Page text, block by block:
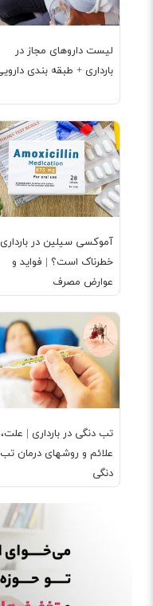
لیست داروهای مجاز در
بارداری + طبقه بندی
آموکسی سیلین در بارداری
خطرناک است؟ | فواید و
عوارض مصرف
تب دنگی در بارداری | علت،
علائم و روشهای درمان تب
دنگی